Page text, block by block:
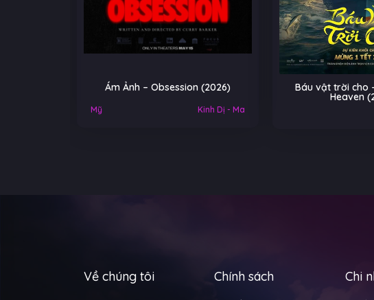
Kinh Dị - Ma
Báu vật trời cho – A Gift From
Heaven (2026)
He-Man
Trụ –
Về chúng tôi Chính sách Chi